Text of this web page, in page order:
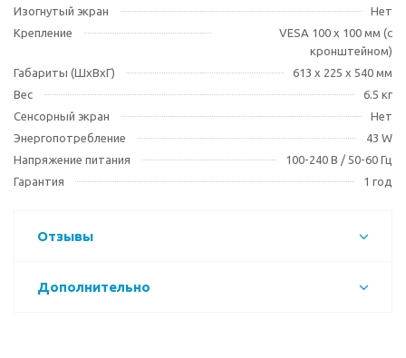
Изогнутый экран
Нет
Крепление
VESA 100 x 100 мм (с
кронштейном)
Габариты (ШхВхГ)
613 x 225 x 540 мм
Вес
6.5 кг
Сенсорный экран
Нет
Энергопотребление
43 W
Напряжение питания
100-240 В / 50-60 Гц
Гарантия
1 год
Отзывы
Дополнительно